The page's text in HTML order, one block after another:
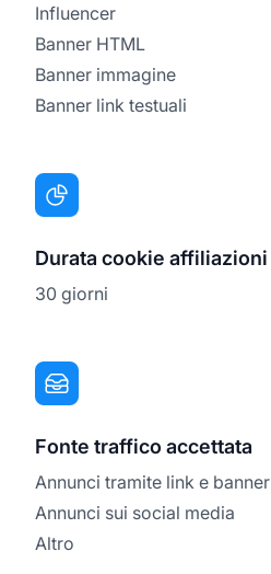
Influencer
Banner HTML
Banner immagine
Banner link testuali
Durata cookie affiliazioni
30 giorni
Fonte traffico accettata
Annunci tramite link e banner
Annunci sui social media
Altro